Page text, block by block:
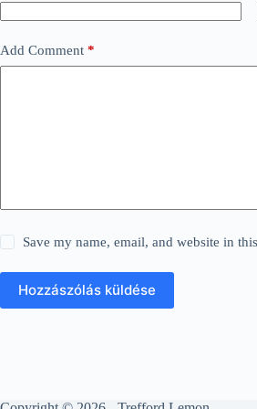
Add Comment *
Save my name, email, and website in
Hozzászólás küldése